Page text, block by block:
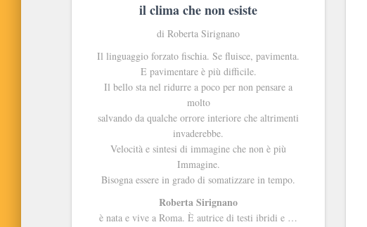
il clima che non esiste
di Roberta Sirignano
Il linguaggio forzato fischia. Se fluisce, pavimenta.
E pavimentare è più difficile.
Il bello sta nel ridurre a poco per non pensare a
molto
salvando da qualche orrore interiore che altrimenti
invaderebbe.
Velocità e sintesi di immagine che non è più
Immagine.
Bisogna essere in grado di somatizzare in tempo.
Roberta Sirignano
è nata e vive a Roma. È autrice di testi ibridi e …